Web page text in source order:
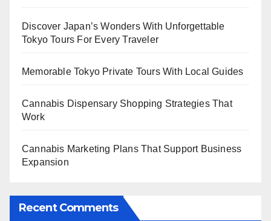
Discover Japan’s Wonders With Unforgettable
Tokyo Tours For Every Traveler
Memorable Tokyo Private Tours With Local Guides
Cannabis Dispensary Shopping Strategies That
Work
Cannabis Marketing Plans That Support Business
Expansion
Recent Comments